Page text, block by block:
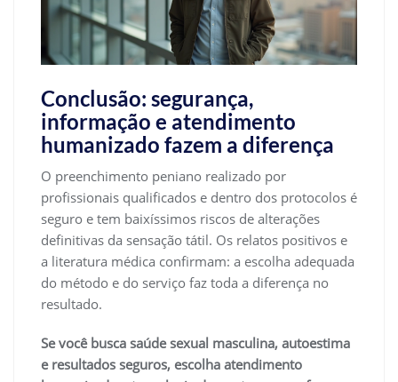
Conclusão: segurança,
informação e atendimento
humanizado fazem a diferença
O preenchimento peniano realizado por
profissionais qualificados e dentro dos protocolos é
seguro e tem baixíssimos riscos de alterações
definitivas da sensação tátil. Os relatos positivos e
a literatura médica confirmam: a escolha adequada
do método e do serviço faz toda a diferença no
resultado.
Se você busca saúde sexual masculina, autoestima
e resultados seguros, escolha atendimento